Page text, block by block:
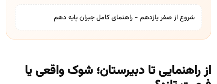
شروع از صفر یازدهم - راهنمای کامل جبران پایه دهم
از راهنمایی تا دبیرستان؛ شوک واقعی یا